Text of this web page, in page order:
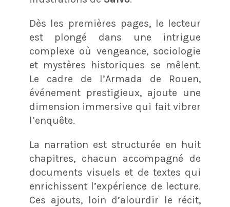
Dès les premières pages, le lecteur
est plongé dans une intrigue
complexe où vengeance, sociologie
et mystères historiques se mêlent.
Le cadre de l’Armada de Rouen,
événement prestigieux, ajoute une
dimension immersive qui fait vibrer
l’enquête.
La narration est structurée en huit
chapitres, chacun accompagné de
documents visuels et de textes qui
enrichissent l’expérience de lecture.
Ces ajouts, loin d’alourdir le récit,